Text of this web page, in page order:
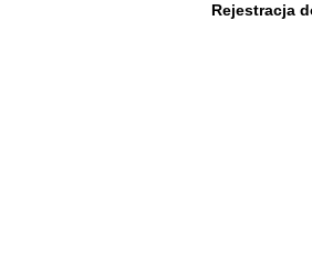
Rejestracja